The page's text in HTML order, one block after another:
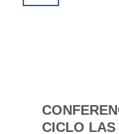
CICLO LAS